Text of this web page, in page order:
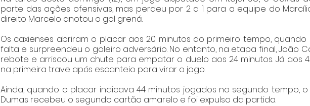
parte das ações ofensivas, mas perdeu por 2 a 1 para a equipe do
direito Marcelo anotou o gol grená.
Os caxienses abriram o placar aos 20 minutos do primeiro tempo,
falta e surpreendeu o goleiro adversário. No entanto, na etapa final, João
rebote e arriscou um chute para empatar o duelo aos 24 minutos. Já aos
na primeira trave após escanteio para virar o jogo.
Ainda, quando o placar indicava 44 minutos jogados no segundo tempo, o
Dumas recebeu o segundo cartão amarelo e foi expulso da partida.